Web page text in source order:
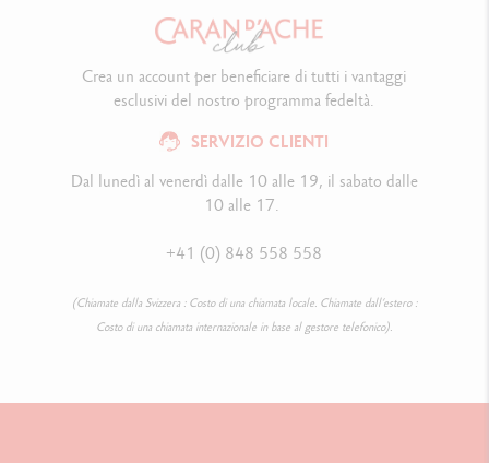
SERVIZIO CLIENTI
Dal lunedì al venerdì dalle 10 alle 19, il sabato dalle
10 alle 17.
+41 (0) 848 558 558
(Chiamate dalla Svizzera : Costo di una chiamata locale. Chiamate dall’estero :
Costo di una chiamata internazionale in base al gestore telefonico).
Crea un account per beneficiare di tutti i vantaggi
esclusivi del nostro programma fedeltà.